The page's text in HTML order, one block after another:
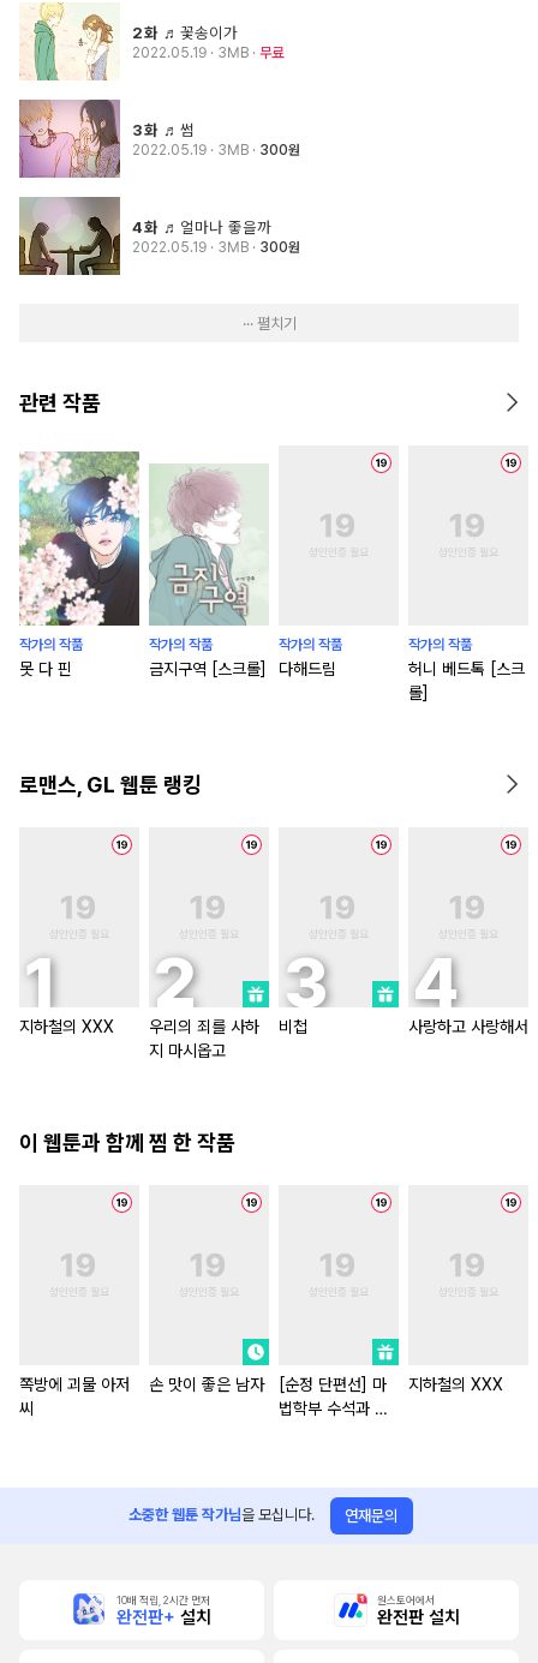
2화 ♬꽃송이가
2022.05.19 · 3MB 무료
3화 ♬썸
2022.05.19 · 3MB 300원
4화 ♬얼마나 좋을까
2022.05.19 · 3MB 300원
··· 펼치기
관련 작품
작가의 작품
못 다 핀
작가의 작품
금지구역 [스크롤]
작가의 작품
다해드림
작가의 작품
허니 베드톡 [스크
롤]
로맨스, GL 웹툰 랭킹
지하철의 XXX
우리의 죄를 사하
지 마시옵고
비첩 사랑하고 사랑해서
이 웹툰과 함께 찜 한 작품
쪽방에 괴물 아저
씨
손 맛이 좋은 남자
[순정 단편선] 마
법학부 수석과 검
지하철의 XXX
소중한 웹툰 작가님을 모십니다. 연재문의
10배 적립, 2시간 먼저
완전판+ 설치
원스토어에서
완전판 설치